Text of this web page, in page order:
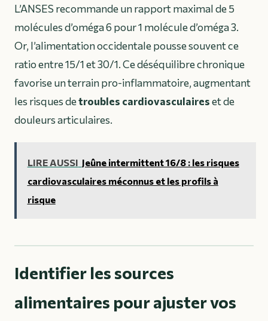
L’ANSES recommande un rapport maximal de 5
molécules d’oméga 6 pour 1 molécule d’oméga 3.
Or, l’alimentation occidentale pousse souvent ce
ratio entre 15/1 et 30/1. Ce déséquilibre chronique
favorise un terrain pro-inflammatoire, augmentant
les risques detroubles cardiovasculaireset de
douleurs articulaires.
LIRE AUSSI Jeûne intermittent 16/8 : les risques
cardiovasculaires méconnus et les profils à
risque
Identifier les sources
alimentaires pour ajuster vos